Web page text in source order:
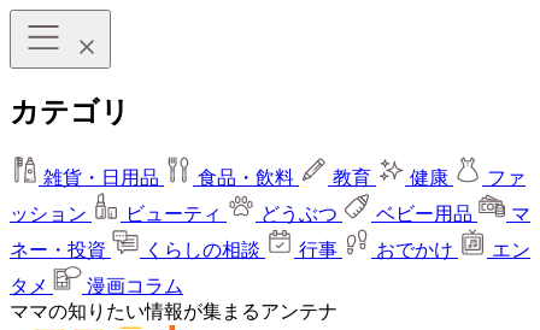
カテゴリ
雑貨・日用品 食品・飲料 教育 健康
ファ
ッション
ビューティ どうぶつ ベビー用品
マ
ネー・投資
くらしの相談 行事 おでかけ
エン
タメ
漫画コラム
ママの知りたい情報が集まるアンテナ